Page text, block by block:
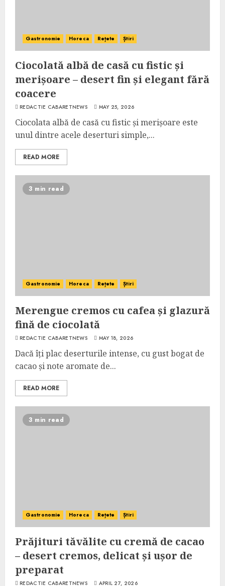
Gastronomie Horeca Rețete Știri
Ciocolată albă de casă cu fistic și
merișoare – desert fin și elegant fără
coacere
REDACTIE CABARETNEWS MAY 25, 2026
Ciocolata albă de casă cu fistic și merișoare este
unul dintre acele deserturi simple,...
READ MORE
3 min read
Gastronomie Horeca Rețete Știri
Merengue cremos cu cafea și glazură
fină de ciocolată
REDACTIE CABARETNEWS MAY 18, 2026
Dacă îți plac deserturile intense, cu gust bogat de
cacao și note aromate de...
READ MORE
3 min read
Gastronomie Horeca Rețete Știri
Prăjituri tăvălite cu cremă de cacao
– desert cremos, delicat și ușor de
preparat
REDACTIE CABARETNEWS APRIL 27, 2026